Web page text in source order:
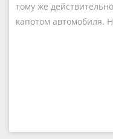
тому же
капотом автомобиля.